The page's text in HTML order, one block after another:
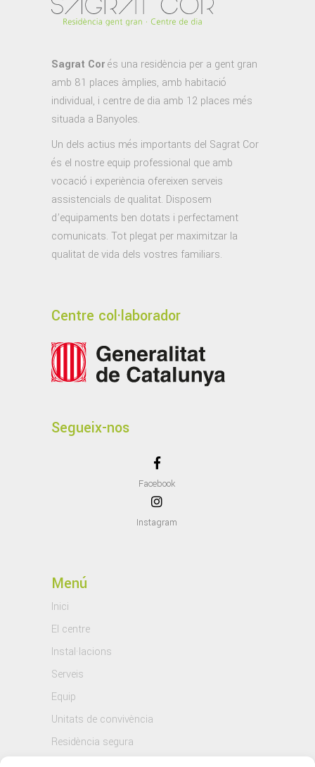
Sagrat Corés una residència per a gent gran
amb 81 places àmplies, amb habitació
individual, i centre de dia amb 12 places més
situada a Banyoles.
Un dels actius més importants del Sagrat Cor
és el nostre equip professional que amb
vocació i experiència ofereixen serveis
assistencials de qualitat. Disposem
d’equipaments ben dotats i perfectament
comunicats. Tot plegat per maximitzar la
qualitat de vida dels vostres familiars.
Centre col·laborador
Segueix-nos
Facebook
Instagram
Menú
Inici
El centre
Instal·lacions
Serveis
Equip
Unitats de convivència
Residència segura